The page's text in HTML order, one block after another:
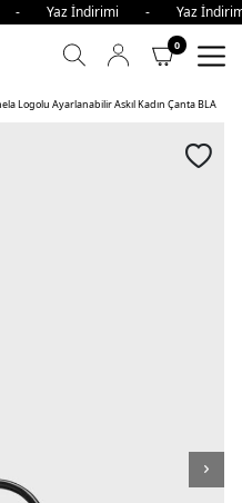
- Yaz İndirimi - Yaz
0
Logolu Ayarlanabilir Askıl Kadın Çanta BLA